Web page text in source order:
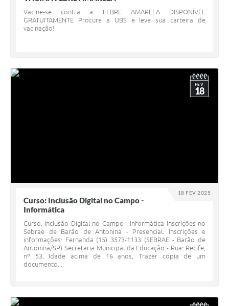
Vacine-se contra a FEBRE AMARELA DISPONÍVEL
GRATUITAMENTE Procure a UBS e leve sua carteira de
vacinação!
18 FEV 2025
FEV
18
Curso: Inclusão Digital no Campo -
Informática
Curso: Inclusão Digital no Campo - Informática Inscrições no
Sebrae de Barão de Antonina - Presencial. Inscrições e
informações: Fernanda (15) 3573-1133 (SEBRAE - Barão de
Antonina/SP) Secretaria Municipal da Educação - Rua: Recife,
nº 53. Idade acima de 16 anos, Trazer cópia de um
documento...